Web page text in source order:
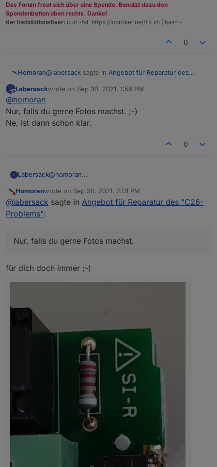
Das Forum freut sich über eine Spende. Benutzt dazu den
Spendenbutton oben rechts. Danke!
der Installationsfixer: curl -fsL https://iobroker.net/fix.sh | bash -
0
Homoran@labersack sagte in Angebot für Reparatur des
der ist im sw1-FM drin.
Angebot für Reparatur des
gold
L
Offline
Labersackwrote on Sep 30, 2021, 1:56 PM
last edited by
@homoran
Nur, falls du gerne Fotos machst. ;-)
Ne, ist dann schon klar.
0
L Labersack@homoran
Ne, ist dann schon klar.
Do not disturb
Homoranwrote on Sep 30, 2021, 2:01 PM
last edited by
@labersack sagte in Angebot für Reparatur des "C26-
Problems":
Nur, falls du gerne Fotos machst.
für dich doch immer ;-)